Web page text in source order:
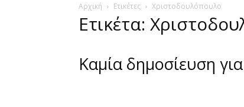
Αρχική Ετικέτες Χριστοδουλόπουλο
Ετικέτα:
Καμία δημοσίευση